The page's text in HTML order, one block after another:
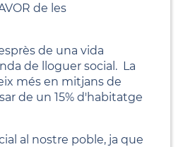
de les
de una vida
de lloguer social. La
més en mitjans de
de un 15% d'habitatge
al nostre poble, ja que